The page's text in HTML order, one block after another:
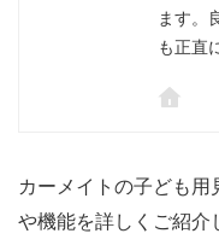
ます。
も正直
カーメイトの子ども
や機能を詳しくご紹介